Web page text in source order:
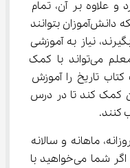
دارد و علاوه بر آن، تمام
مطالب آن حفظی می‌باشد. برای اینکه دانش‌آموزان بتوانند
نیاز به آموزشی
تاریخ را آموزش
شکل به دانش‌آموزان کمک کند تا در درس
طرح درس‌های روزانه، ماهانه و سالانه
خود را برای کتاب تاریخ بنویسند و اگر شما می‌خواهید با